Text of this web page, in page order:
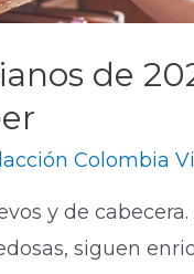
de
Colombia
y de
siguen